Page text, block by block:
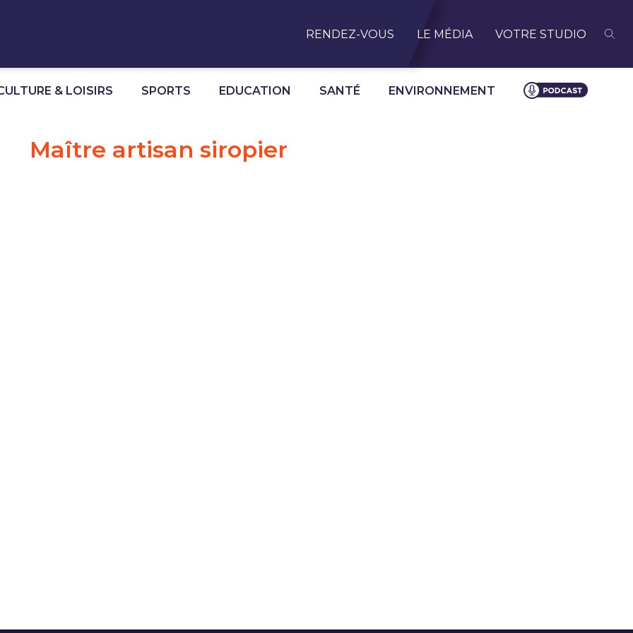
RENDEZ-VOUS LE MÉDIA VOTRE STUDIO
& LOISIRS SPORTS EDUCATION SANTÉ ENVIRONNEMENT
Maître artisan siropier